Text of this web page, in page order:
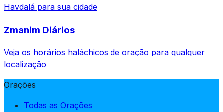
Havdalá para sua cidade
Zmanim Diários
Veja os horários haláchicos de oração para qualquer
localização
Orações
Todas as Orações